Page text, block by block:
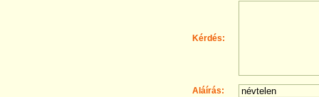
Kérdés:
Aláírás: